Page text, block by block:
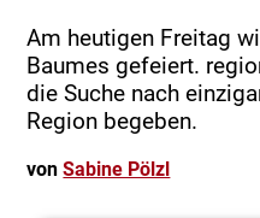
Am heutigen Freitag
Baumes gefeiert.
die Suche nach
Region begeben.
vonSabine Pölzl